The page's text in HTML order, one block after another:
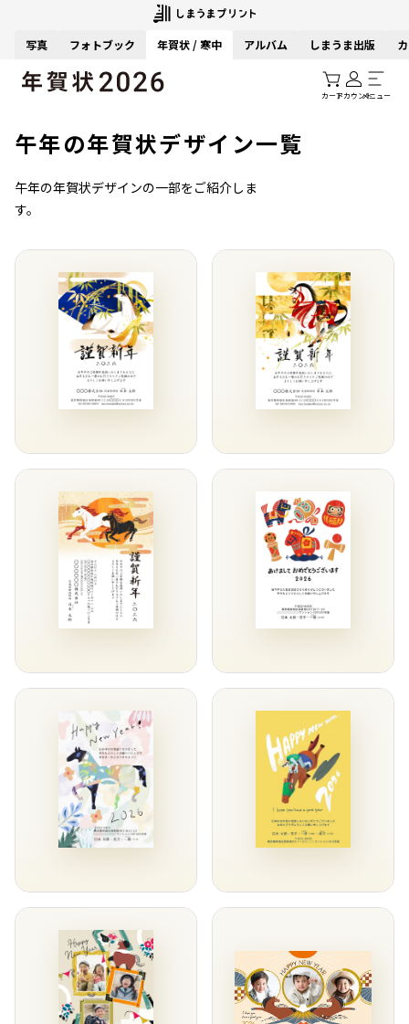
写真 フォトブック 年賀状 / 寒中 アルバム しまうま出版
カートアカウントメニュー
午年の年賀状デザイン一覧
午年の年賀状デザインの一部をご紹介しま
す。